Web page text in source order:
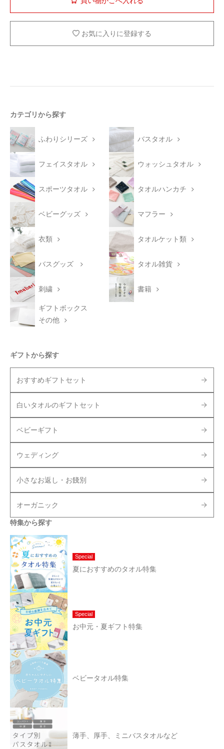
お気に入りに登録する
カテゴリから探す
ふわりシリーズ バスタオル
フェイスタオル ウォッシュタオル
スポーツタオル タオルハンカチ
ベビーグッズ マフラー
衣類 タオルケット類
バスグッズ タオル雑貨
刺繍 書籍
ギフトボックス
その他
ギフトから探す
おすすめギフトセット
白いタオルのギフトセット
ベビーギフト
ウェディング
小さなお返し・お餞別
オーガニック
特集から探す
Special
夏におすすめのタオル特集
Special
お中元・夏ギフト特集
ベビータオル特集
薄手、厚手、ミニバスタオルなど